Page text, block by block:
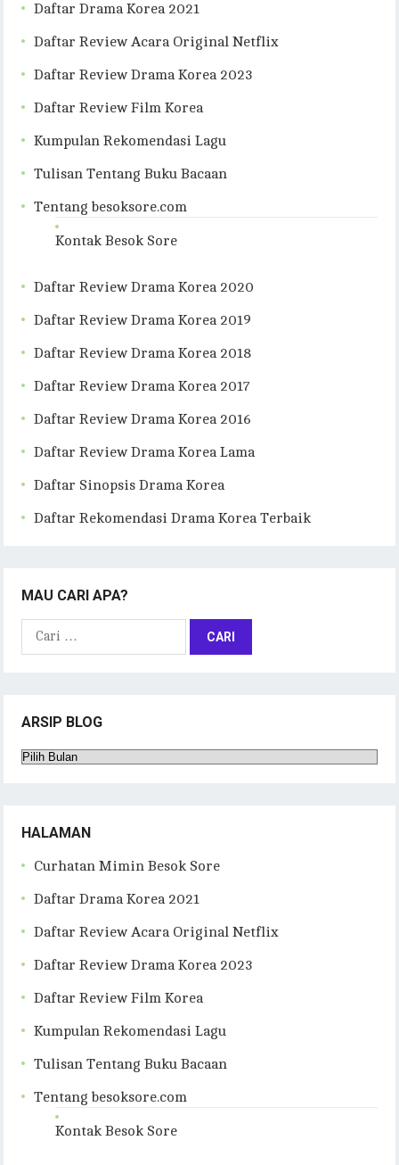
Daftar Drama Korea 2021
Daftar Review Acara Original Netflix
Daftar Review Drama Korea 2023
Daftar Review Film Korea
Kumpulan Rekomendasi Lagu
Tulisan Tentang Buku Bacaan
Tentang besoksore.com
Kontak Besok Sore
Daftar Review Drama Korea 2020
Daftar Review Drama Korea 2019
Daftar Review Drama Korea 2018
Daftar Review Drama Korea 2017
Daftar Review Drama Korea 2016
Daftar Review Drama Korea Lama
Daftar Sinopsis Drama Korea
Daftar Rekomendasi Drama Korea Terbaik
MAU CARI APA?
Cari
ARSIP BLOG
Arsip
HALAMAN
Curhatan Mimin Besok Sore
Daftar Drama Korea 2021
Daftar Review Acara Original Netflix
Daftar Review Drama Korea 2023
Daftar Review Film Korea
Kumpulan Rekomendasi Lagu
Tulisan Tentang Buku Bacaan
Tentang besoksore.com
Kontak Besok Sore